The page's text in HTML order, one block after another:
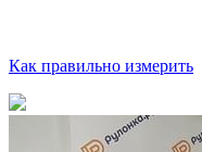
Как правильно измерить